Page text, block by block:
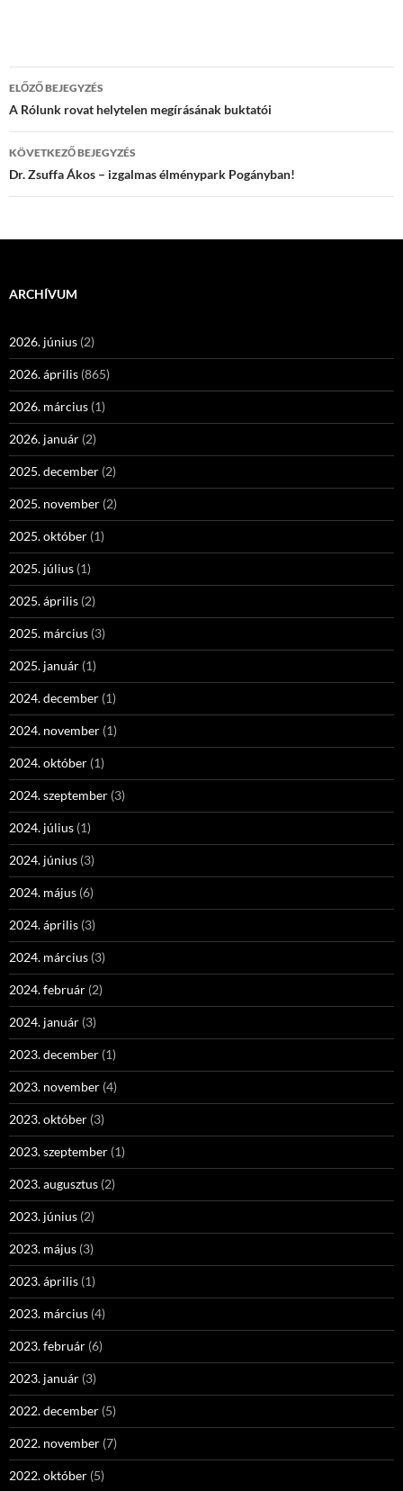
Bejegyzés
navigáció
ELŐZŐ BEJEGYZÉS
A Rólunk rovat helytelen megírásának buktatói
KÖVETKEZŐ BEJEGYZÉS
Dr. Zsuffa Ákos – izgalmas élménypark Pogányban!
ARCHÍVUM
2026. június (2)
2026. április (865)
2026. március (1)
2026. január (2)
2025. december (2)
2025. november (2)
2025. október (1)
2025. július (1)
2025. április (2)
2025. március (3)
2025. január (1)
2024. december (1)
2024. november (1)
2024. október (1)
2024. szeptember (3)
2024. július (1)
2024. június (3)
2024. május (6)
2024. április (3)
2024. március (3)
2024. február (2)
2024. január (3)
2023. december (1)
2023. november (4)
2023. október (3)
2023. szeptember (1)
2023. augusztus (2)
2023. június (2)
2023. május (3)
2023. április (1)
2023. március (4)
2023. február (6)
2023. január (3)
2022. december (5)
2022. november (7)
2022. október (5)